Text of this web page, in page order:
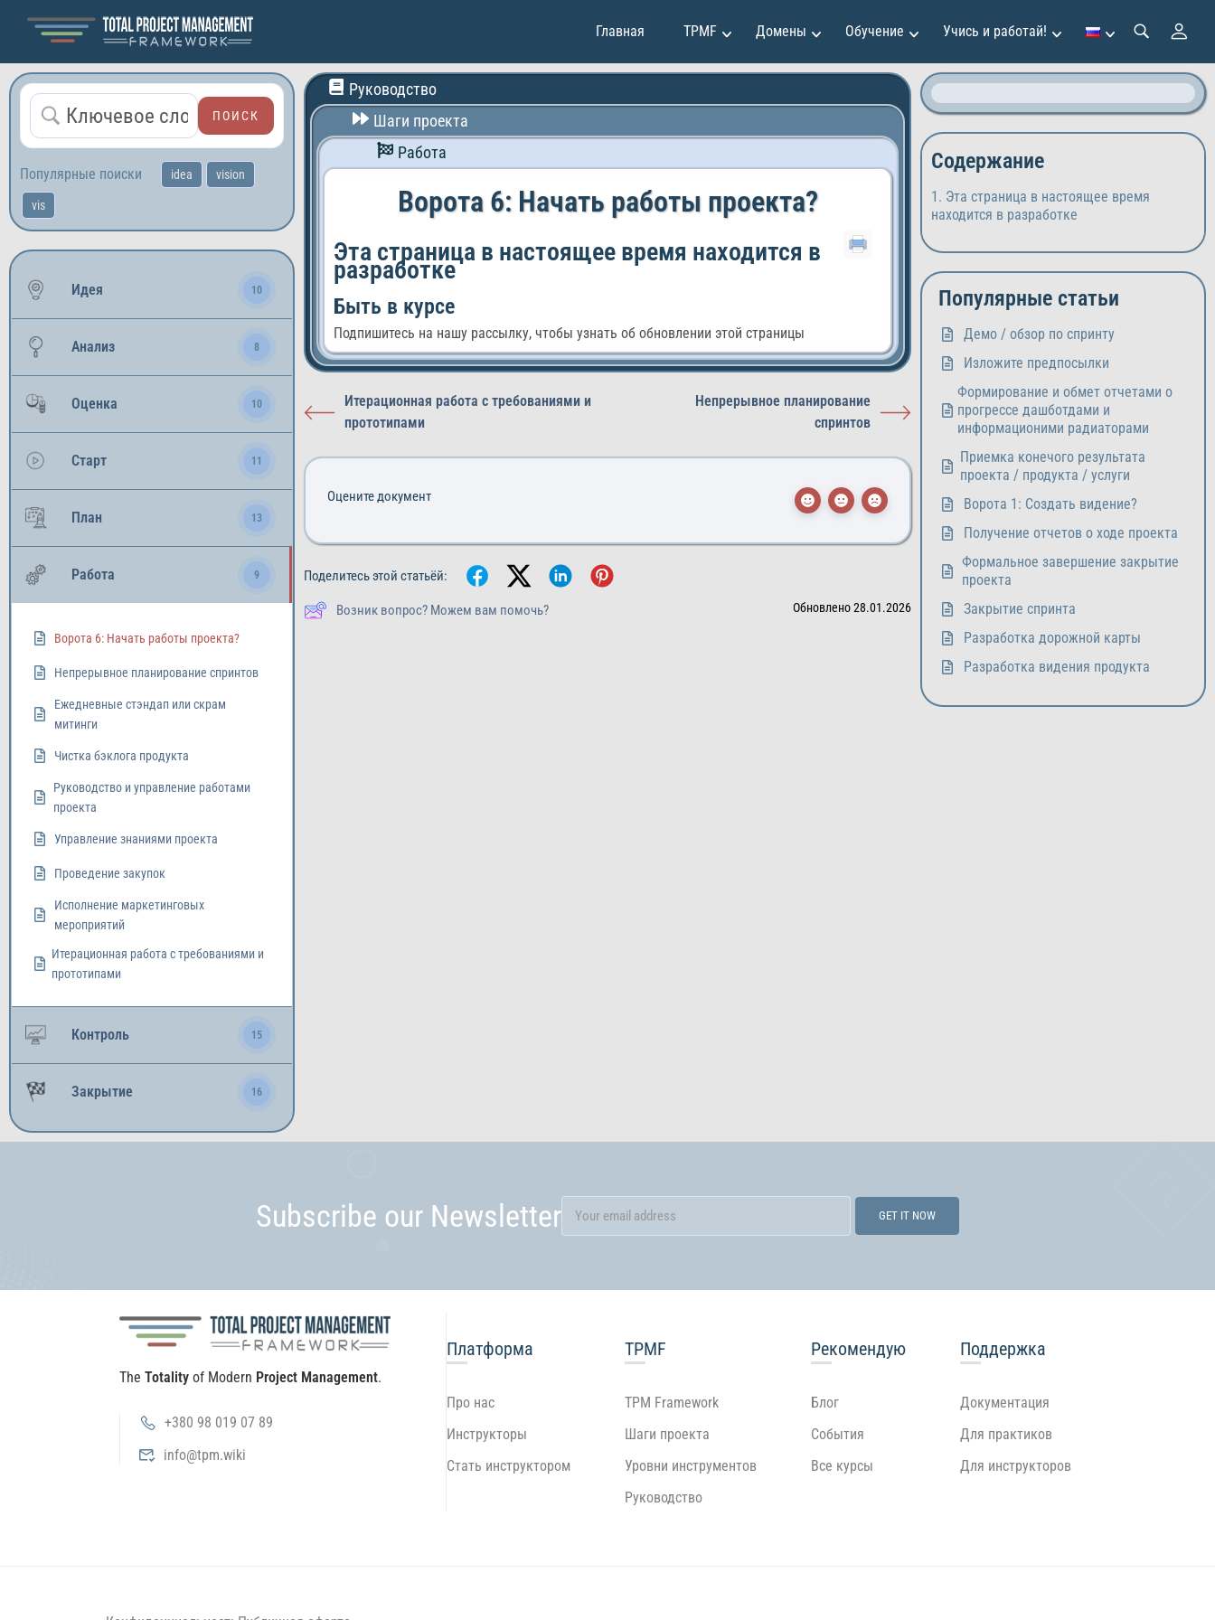
Главная TPMF Домены Обучение
Маркетинг и продажи
Финансы и инвестиции
Управление проектами
Искусство и дизайн
IТ и программирование
Развитие личности
Клаудия Мартинес
Мэй Сун
Мирко Вукович
Александр Иванов
Учись и работай!
Популярные поиски idea vision
vis
Идея 10
Анализ 8
Оценка 10
Старт 11
План 13
Работа 9
Ворота 6: Начать работы проекта?
Непрерывное планирование спринтов
Ежедневные стэндап или скрам
митинги
Чистка бэклога продукта
Руководство и управление работами
проекта
Управление знаниями проекта
Проведение закупок
Исполнение маркетинговых
мероприятий
Итерационная работа с требованиями и
прототипами
Контроль 15
Закрытие 16
Руководство
Шаги проекта
Работа
Ворота 6: Начать работы проекта?
Эта страница в настоящее время находится в
разработке
Быть в курсе
Подпишитесь на нашу рассылку, чтобы узнать об обновлении этой страницы
Итерационная работа с требованиями и
прототипами
Непрерывное планирование
спринтов
Оцените документ
Поделитесь этой статьёй:
Возник вопрос? Можем вам помочь? Обновлено 28.01.2026
Содержание
Эта страница в настоящее время
находится в разработке
Популярные статьи
Демо / обзор по спринту
Изложите предпосылки
Формирование и обмет отчетами о
прогрессе дашботдами и
информационими радиаторами
Приемка конечого результата
проекта / продукта / услуги
Ворота 1: Создать видение?
Получение отчетов о ходе проекта
Формальное завершение закрытие
проекта
Закрытие спринта
Разработка дорожной карты
Разработка видения продукта
Subscribe our Newsletter
The Totality of Modern Project Management.
+380 98 019 07 89
info@tpm.wiki
Платформа
Про нас
Инструкторы
Стать инструктором
TPMF
TPM Framework
Шаги проекта
Уровни инструментов
Руководство
Рекомендую
Блог
События
Все курсы
Поддержка
Документация
Для практиков
Для инструкторов